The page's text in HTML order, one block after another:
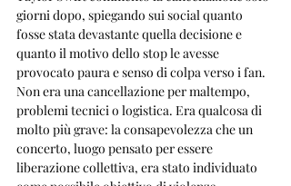
giorni dopo, spiegando sui social quanto
fosse stata devastante quella decisione e
quanto il motivo dello stop le avesse
provocato paura e senso di colpa verso i fan.
Non era una cancellazione per maltempo,
problemi tecnici o logistica. Era qualcosa di
molto più grave: la consapevolezza che un
concerto, luogo pensato per essere
liberazione collettiva, era stato individuato